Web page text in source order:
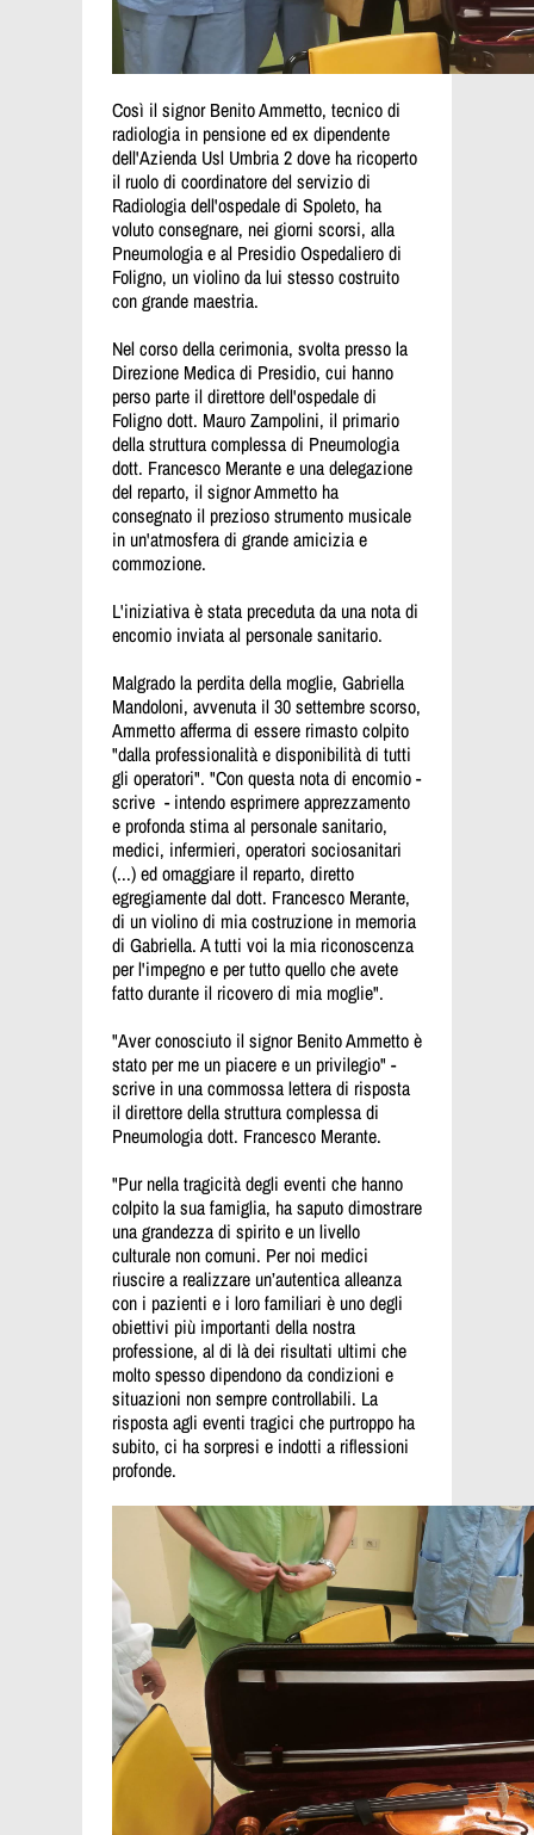
Così il signor Benito Ammetto, tecnico di
radiologia in pensione ed ex dipendente
dell'Azienda Usl Umbria 2 dove ha ricoperto
il ruolo di coordinatore del servizio di
Radiologia dell'ospedale di Spoleto, ha
voluto consegnare, nei giorni scorsi, alla
Pneumologia e al Presidio Ospedaliero di
Foligno, un violinoda lui stesso costruito
con grande maestria.
Nel corso della cerimonia, svolta presso la
Direzione Medica di Presidio, cui hanno
perso parte il direttore dell'ospedale di
Foligno dott. Mauro Zampolini, il primario
della struttura complessa di Pneumologia
dott. Francesco Merante e una delegazione
del reparto, il signorAmmetto ha
consegnato il prezioso strumento musicale
in un'atmosfera di grande amicizia e
commozione.
L'iniziativa è stata preceduta da una nota di
encomio inviata al personale sanitario.
Malgrado la perdita della moglie, Gabriella
Mandoloni, avvenuta il 30 settembre scorso,
Ammetto afferma di essere rimasto colpito
"dalla professionalità e disponibilità di tutti
gli operatori". "Con questa nota di encomio -
scrive - intendo esprimere apprezzamento
e profonda stima al personale sanitario,
medici, infermieri, operatori sociosanitari
(...) ed omaggiare il reparto, diretto
egregiamente dal dott. Francesco Merante,
di un violino di mia costruzione in memoria
di Gabriella. A tutti voi la mia riconoscenza
per l'impegno e per tutto quello che avete
fatto durante il ricovero di mia moglie".
"Aver conosciuto il signor Benito Ammetto è
stato per me un piacere e un privilegio" -
scrive in una commossa lettera di risposta
il direttore della struttura complessa di
Pneumologia dott. Francesco Merante.
"Pur nella tragicità degli eventi che hanno
colpito la sua famiglia, ha saputo dimostrare
una grandezza di spirito e un livello
culturale non comuni. Per noi medici
riuscire a realizzare un’autentica alleanza
con i pazienti e i loro familiari è uno degli
obiettivi più importanti della nostra
professione, al di là dei risultati ultimi che
molto spesso dipendono da condizioni e
situazioni non sempre controllabili. La
risposta agli eventi tragici che purtroppo ha
subito, ci ha sorpresi e indotti a riflessioni
profonde.